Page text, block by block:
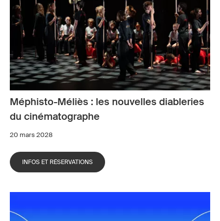
Méphisto-Méliès : les nouvelles diableries
du cinématographe
20 mars 2028
INFOS ET RÉSERVATIONS